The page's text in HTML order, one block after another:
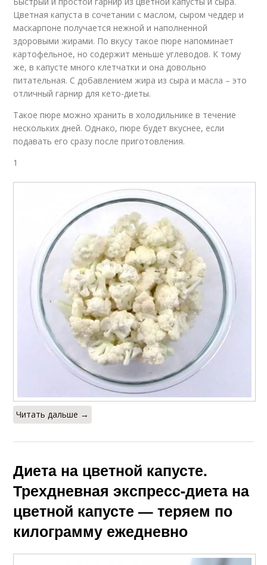
Цветная капуста в сочетании с маслом, сыром чеддер и
маскарпоне получается нежной и наполненной
здоровыми жирами. По вкусу такое пюре напоминает
картофельное, но содержит меньше углеводов. К тому
же, в капусте много клетчатки и она довольно
питательная. С добавлением жира из сыра и масла – это
отличный гарнир для кето-диеты.
Такое пюре можно хранить в холодильнике в течение
нескольких дней. Однако, пюре будет вкуснее, если
подавать его сразу после приготовления.
1
Читать дальше →
Диета на цветной капусте.
Трехдневная экспресс-диета на
цветной капусте — теряем по
килограмму ежедневно